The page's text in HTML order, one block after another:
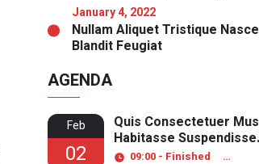
January 4, 2022
Nullam Aliquet Tristique
Blandit Feugiat
AGENDA
Feb
02
Quis Consectetuer Mus
Habitasse Suspendisse
Pulvinar
09:00 - Finished